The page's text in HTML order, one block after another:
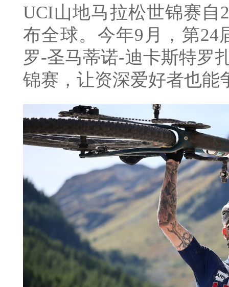
UCI山地马拉松世锦赛自
布全球。今年9月，第24
罗-圣马蒂诺-迪卡斯特罗
锦赛，让资深爱好者也能